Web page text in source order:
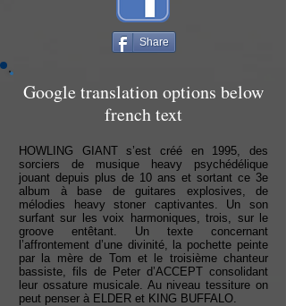
Share
Google translation options below
french text
HOWLING GIANT s’est créé en 1995, des
sorciers de musique heavy psychédélique
jouant depuis plus de 10 ans et sortant ce 3e
album à base de guitares explosives, de
mélodies heavy stoner captivantes. Un son
surfant sur les voix harmoniques, trois, sur le
groove entêtant. Un texte concernant
l’affrontement d’une divinité, la pochette peinte
par la mère de Tom et le troisième chanteur
bassiste, fils de Peter d’ACCEPT consolidant
leur ossature musicale. Au niveau tessiture on
peut penser à ELDER et KING BUFFALO.